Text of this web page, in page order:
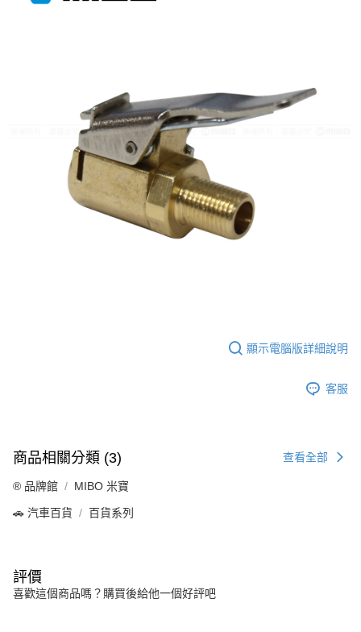
顯示電腦版詳細說明
客服
商品相關分類 (3) 查看全部
®️ 品牌館 MIBO 米寶
🚗 汽車百貨 百貨系列
評價
喜歡這個商品嗎？購買後給他一個好評吧